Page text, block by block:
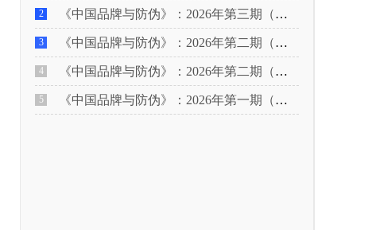
2 《中国品牌与防伪》：2026年第三期（上）
3 《中国品牌与防伪》：2026年第二期（下）
4 《中国品牌与防伪》：2026年第二期（上）
5 《中国品牌与防伪》：2026年第一期（下）